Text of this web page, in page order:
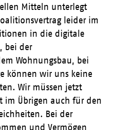
Mitteln unterlegt
leider im
in die digitale
bei der
Wohnungsbau, bei
können wir uns keine
Wir müssen jetzt
im Übrigen auch für den
Bei der
und Vermögen